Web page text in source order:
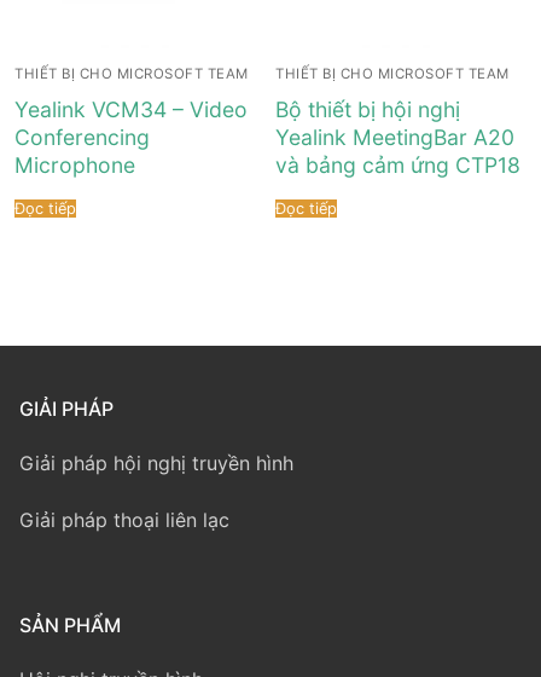
THIẾT BỊ CHO MICROSOFT TEAM
Yealink VCM34 – Video
Conferencing
Microphone
Đọc tiếp
THIẾT BỊ CHO MICROSOFT TEAM
Bộ thiết bị hội nghị
Yealink MeetingBar A20
và bảng cảm ứng CTP18
Đọc tiếp
GIẢI PHÁP
Giải pháp hội nghị truyền hình
Giải pháp thoại liên lạc
SẢN PHẨM